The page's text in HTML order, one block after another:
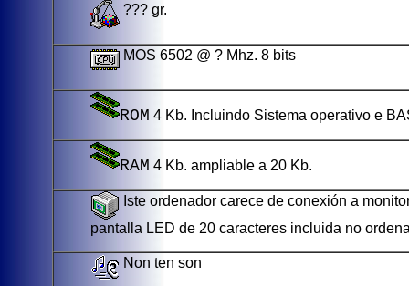
??? gr.
MOS 6502 @ ? Mhz. 8 bits
ROM 4 Kb. Incluindo Sistema operativo e
RAM 4 Kb. ampliable a 20 Kb.
Iste ordenador carece de conexión a
pantalla LED de 20 caracteres incluida no
Non ten son